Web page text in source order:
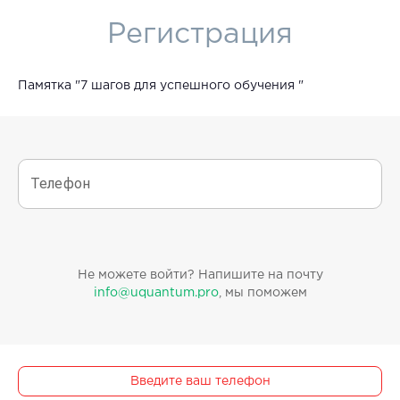
Регистрация
Памятка "7 шагов для успешного обучения "
Телефон
Не можете войти? Напишите на почту
info@uquantum.pro, мы поможем
Введите ваш телефон